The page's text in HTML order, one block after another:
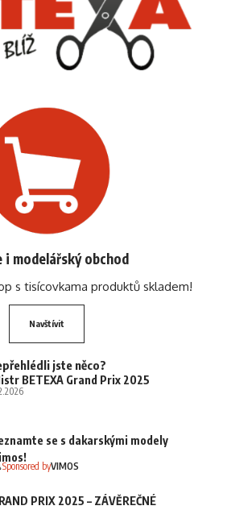
i modelářský obchod
s tisícovkama produktů skladem!
Navštívit
jste něco?
BETEXA Grand Prix 2025
se s dakarskými modely
Sponsored byVIMOS
PRIX 2025 – ZÁVĚREČNÉ